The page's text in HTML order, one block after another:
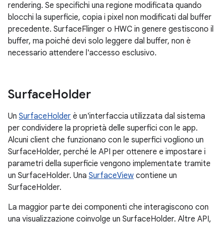
rendering. Se specifichi una regione modificata quando
blocchi la superficie, copia i pixel non modificati dal buffer
precedente. SurfaceFlinger o HWC in genere gestiscono il
buffer, ma poiché devi solo leggere dal buffer, non è
necessario attendere l'accesso esclusivo.
SurfaceHolder
Un SurfaceHolder è un'interfaccia utilizzata dal sistema
per condividere la proprietà delle superfici con le app.
Alcuni client che funzionano con le superfici vogliono un
SurfaceHolder, perché le API per ottenere e impostare i
parametri della superficie vengono implementate tramite
un SurfaceHolder. Una SurfaceView contiene un
SurfaceHolder.
La maggior parte dei componenti che interagiscono con
una visualizzazione coinvolge un SurfaceHolder. Altre API,